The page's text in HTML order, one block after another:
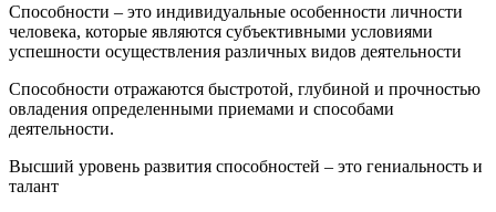
Способности – это индивидуальные особенности личности
человека, которые являются субъективными условиями
успешности осуществления различных видов деятельности
Способности отражаются быстротой, глубиной и прочностью
овладения определенными приемами и способами
деятельности.
Высший уровень развития способностей – это гениальность и
талант